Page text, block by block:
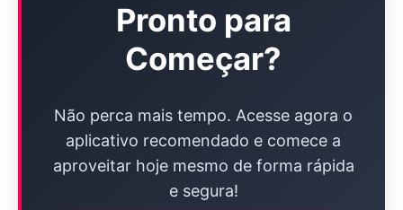
Pronto para
Começar?
Não perca mais tempo. Acesse agora o
aplicativo recomendado e comece a
aproveitar hoje mesmo de forma rápida
e segura!